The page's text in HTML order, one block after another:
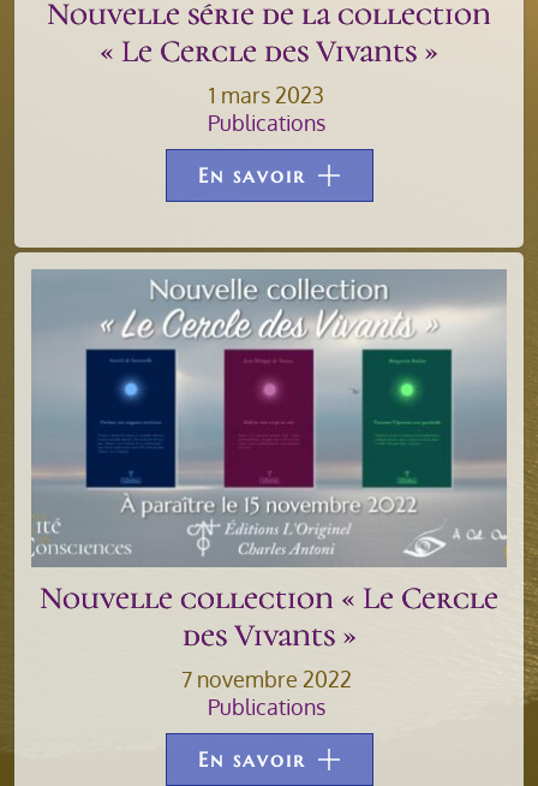
Nouvelle série de la collection
« Le Cercle des Vivants »
1 mars 2023
Publications
En savoir
Nouvelle collection « Le Cercle
des Vivants »
7 novembre 2022
Publications
En savoir